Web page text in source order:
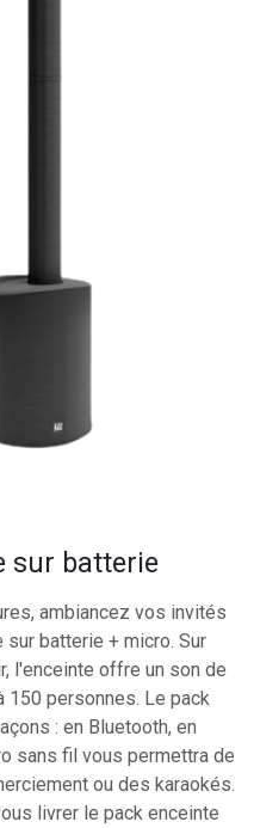
sur batterie
ambiancez vos invités
batterie + micro. Sur
l'enceinte offre un son de
150 personnes. Le pack
: en Bluetooth, en
sans fil vous permettra de
ou des karaokés.
livrer le pack enceinte